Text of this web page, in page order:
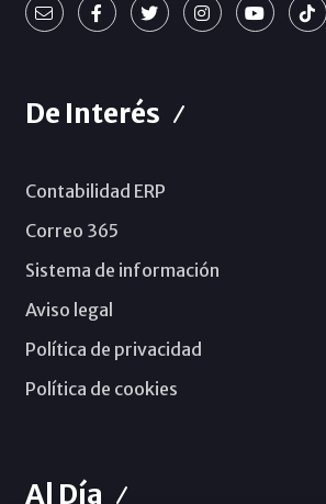
De Interés
Contabilidad ERP
Correo 365
Sistema de información
Aviso legal
Política de privacidad
Política de cookies
Al Día